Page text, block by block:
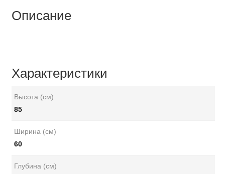
Описание
Характеристики
Высота (см)
85
Ширина (см)
60
Глубина (см)